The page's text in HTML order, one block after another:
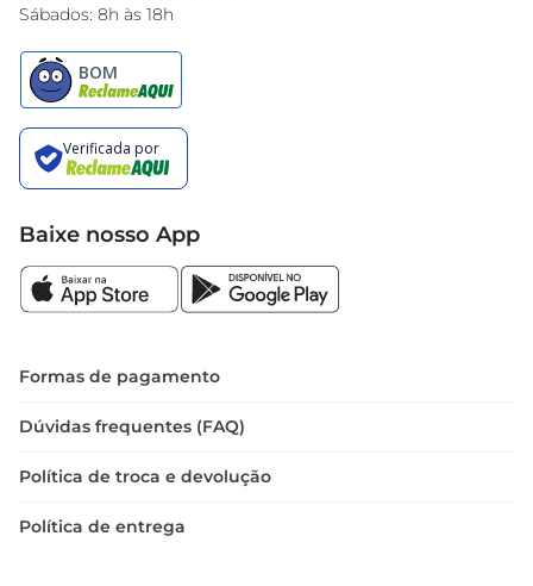
Sábados: 8h às 18h
Baixe nosso App
Formas de pagamento
Dúvidas frequentes (FAQ)
Política de troca e devolução
Política de entrega